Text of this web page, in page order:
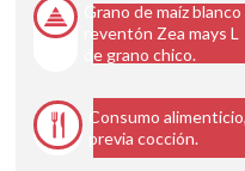
Grano de maíz blanco
reventón Zea mays L
de grano chico.
Consumo alimenticio,
previa cocción.